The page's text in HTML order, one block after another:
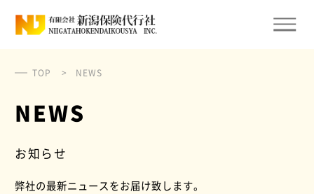
TOP NEWS
NEWS
お知らせ
弊社の最新ニュースをお届け致します。